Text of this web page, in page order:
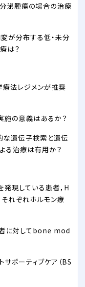
泌腫瘍の場合の治療
が分布する低・未分
は？
法レジメンが推奨
の意義はあるか？
な遺伝子検索と遺伝
る治療は有用か？
現している患者，H
れぞれホルモン療
に対してbone mod
ポーティブケア（BS